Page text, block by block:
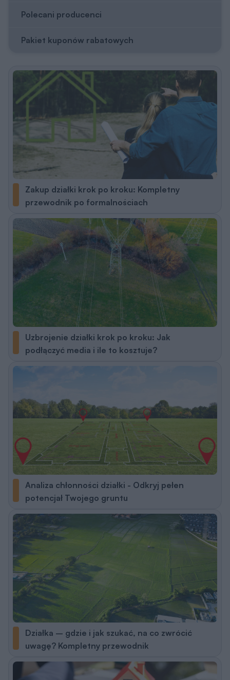
Polecani producenci
Pakiet kuponów rabatowych
Zakup działki krok po kroku: Kompletny
przewodnik po formalnościach
Uzbrojenie działki krok po kroku: Jak
podłączyć media i ile to kosztuje?
Analiza chłonności działki - Odkryj pełen
potencjał Twojego gruntu
Działka – gdzie i jak szukać, na co zwrócić
uwagę? Kompletny przewodnik